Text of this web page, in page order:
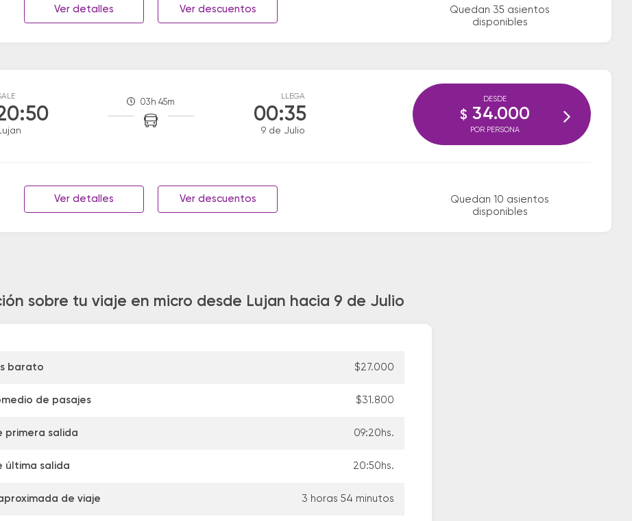
Ver detalles Ver descuentos
Quedan 35 asientos
disponibles
03h 45m
LLEGA
00:35
9 de Julio
Ver detalles Ver descuentos
Quedan 10 asientos
disponibles
DESDE
$ 34.000
POR PERSONA
sobre tu viaje en micro desde Lujan hacia 9 de Julio
barato $27.000
de pasajes $31.800
primera salida 09:20hs.
última salida 20:50hs.
de viaje 3 horas 54 minutos